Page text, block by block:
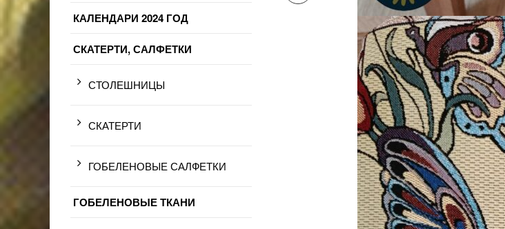
КАЛЕНДАРИ 2024 ГОД
СКАТЕРТИ, САЛФЕТКИ
СТОЛЕШНИЦЫ
СКАТЕРТИ
ГОБЕЛЕНОВЫЕ САЛФЕТКИ
ГОБЕЛЕНОВЫЕ ТКАНИ